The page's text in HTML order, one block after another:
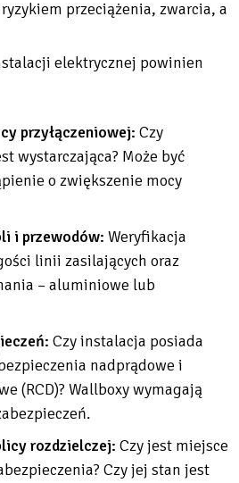
przeciążenia, zwarcia, a
elektrycznej powinien
przyłączeniowej: Czy
wystarczająca? Może być
o zwiększenie mocy
i przewodów: Weryfikacja
linii zasilających oraz
– aluminiowe lub
Czy instalacja posiada
nadprądowe i
(RCD)? Wallboxy wymagają
rozdzielczej: Czy jest miejsce
Czy jej stan jest